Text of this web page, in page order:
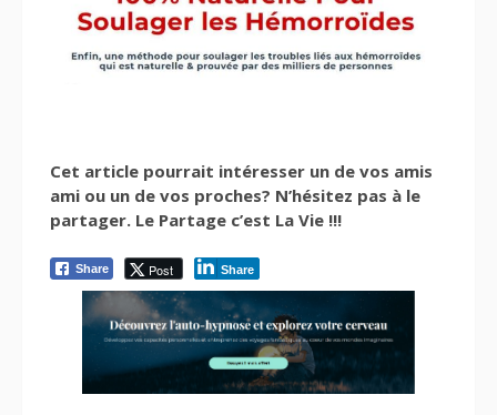
Cet article pourrait intéresser un de vos amis
ami ou un de vos proches? N’hésitez pas à le
partager. Le Partage c’est La Vie !!!
Share Post Share